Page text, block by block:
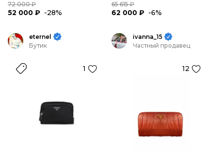
72 000 ₽
52 000 ₽ -28%
65 615 ₽
62 000 ₽ -6%
eternel
Бутик
1
ivanna_15
Частный продавец
12